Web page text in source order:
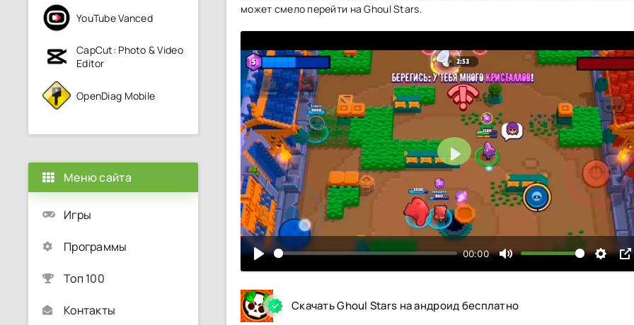
может смело перейти на Ghoul Stars.
00:00
Воспроизвести
Скачать Ghoul Stars на андроид бесплатно
YouTube Vanced
CapCut: Photo & Video
Editor
OpenDiag Mobile
Меню сайта
Игры
Программы
Топ 100
Контакты